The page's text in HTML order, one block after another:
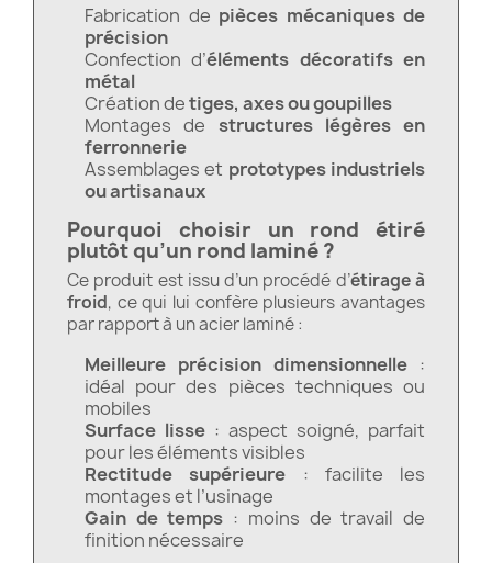
Fabrication de pièces mécaniques de
précision
Confection d’éléments décoratifs en
métal
Création detiges, axes ou goupilles
Montages de structures légères en
ferronnerie
Assemblages et prototypes industriels
ou artisanaux
Pourquoi choisir un rond étiré
plutôt qu’un rond laminé ?
Ce produit est issu d’un procédé d’étirage à
froid, ce qui lui confère plusieurs avantages
par rapport à un acier laminé :
Meilleure précision dimensionnelle :
idéal pour des pièces techniques ou
mobiles
Surface lisse : aspect soigné, parfait
pour les éléments visibles
Rectitude supérieure : facilite les
montages et l’usinage
Gain de temps : moins de travail de
finition nécessaire